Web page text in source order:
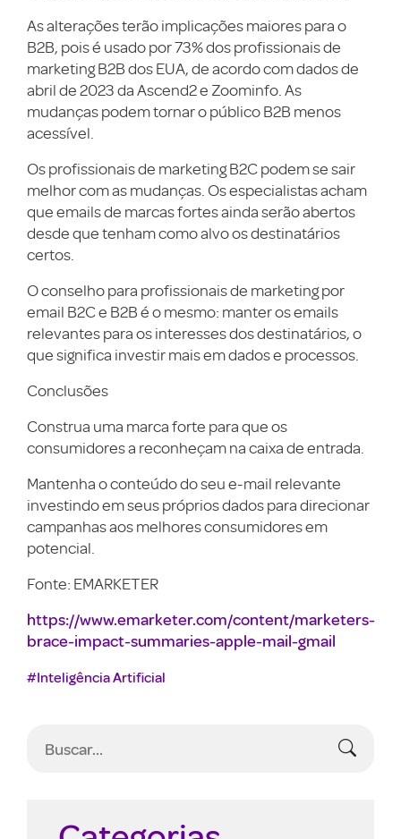
As alterações terão implicações maiores para o
B2B, pois é usado por 73% dos profissionais de
marketing B2B dos EUA, de acordo com dados de
abril de 2023 da Ascend2 e Zoominfo. As
mudanças podem tornar o público B2B menos
acessível.
Os profissionais de marketing B2C podem se sair
melhor com as mudanças. Os especialistas acham
que emails de marcas fortes ainda serão abertos
desde que tenham como alvo os destinatários
certos.
O conselho para profissionais de marketing por
email B2C e B2B é o mesmo: manter os emails
relevantes para os interesses dos destinatários, o
que significa investir mais em dados e processos.
Conclusões
Construa uma marca forte para que os
consumidores a reconheçam na caixa de entrada.
Mantenha o conteúdo do seu e-mail relevante
investindo em seus próprios dados para direcionar
campanhas aos melhores consumidores em
potencial.
Fonte: EMARKETER
https://www.emarketer.com/content/marketers-
brace-impact-summaries-apple-mail-gmail
#Inteligência Artificial